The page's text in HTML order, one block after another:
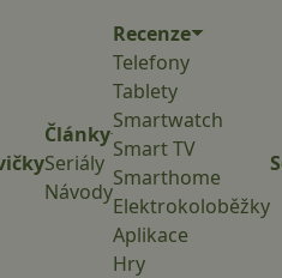
Články
Seriály
Návody
Recenze
Telefony
Tablety
Smartwatch
Smart TV
Smarthome
Elektrokoloběžky
Aplikace
Hry